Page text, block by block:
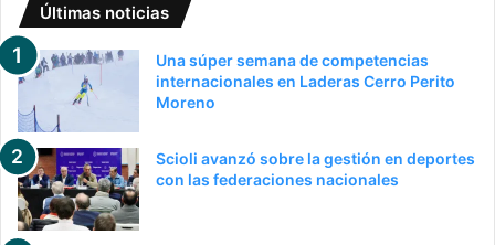
Últimas noticias
Una súper semana de competencias
internacionales en Laderas Cerro Perito
Moreno
Scioli avanzó sobre la gestión en deportes
con las federaciones nacionales